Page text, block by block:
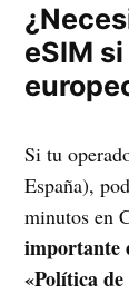
eSIM
Si tu
España),
minutos en
importante
«Política